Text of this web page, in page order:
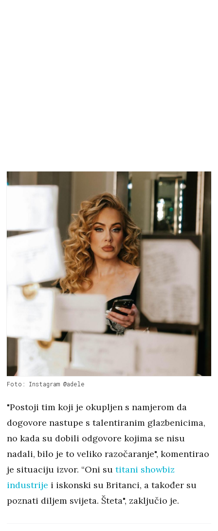
Foto: Instagram @adele
"Postoji tim koji je okupljen s namjerom da
dogovore nastupe s talentiranim glazbenicima,
no kada su dobili odgovore kojima se nisu
nadali, bilo je to veliko razočaranje", komentirao
je situaciju izvor. “Oni su titani showbiz
industrije i iskonski su Britanci, a također su
poznati diljem svijeta. Šteta", zaključio je.